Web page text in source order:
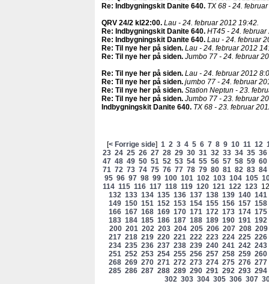
Re: Indbygningskit Danite 640. TX 68 - 24.
QRV 24/2 kl22:00. Lau - 24. februar 2012 19:42.
Re: Indbygningskit Danite 640. HT45 - 24. februar
Re: Indbygningskit Danite 640. Lau - 24. februar
Re: Til nye her på siden. Lau - 24. februar 2012
Re: Til nye her på siden. Jumbo 77 - 24. februar
Re: Til nye her på siden. Lau - 24. februar 2012
Re: Til nye her på siden. jumbo 77 - 24. februar
Re: Til nye her på siden. Station Neptun - 23.
Re: Til nye her på siden. Jumbo 77 - 23. februar
Indbygningskit Danite 640. TX 68 - 23. februar
[< Forrige side] 1 2 3 4 5 6 7 8 9 10 11 12
23 24 25 26 27 28 29 30 31 32 33 34 35 36
47 48 49 50 51 52 53 54 55 56 57 58 59 60
71 72 73 74 75 76 77 78 79 80 81 82 83 84
95 96 97 98 99 100 101 102 103 104 105
114 115 116 117 118 119 120 121 122 123
132 133 134 135 136 137 138 139 140 141
149 150 151 152 153 154 155 156 157 158
166 167 168 169 170 171 172 173 174 175
183 184 185 186 187 188 189 190 191 192
200 201 202 203 204 205 206 207 208 209
217 218 219 220 221 222 223 224 225 226
234 235 236 237 238 239 240 241 242 243
251 252 253 254 255 256 257 258 259 260
268 269 270 271 272 273 274 275 276 277
285 286 287 288 289 290 291 292 293 294
302 303 304 305 306 307